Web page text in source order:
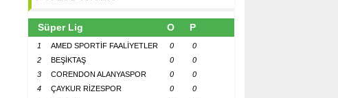
Süper Lig O P
1 AMED SPORTİF FAALİYETLER 0
0
2
BEŞİKTAŞ 0
0
3
CORENDON ALANYASPOR 0
0
4
ÇAYKUR RİZESPOR 0
0